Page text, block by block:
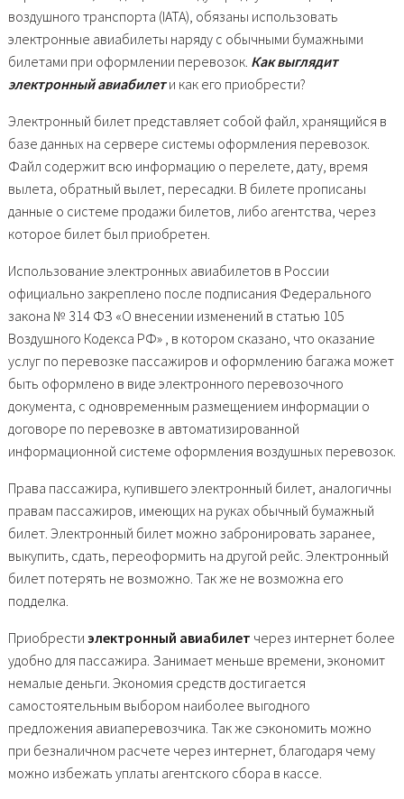
воздушного транспорта (IATA), обязаны использовать
электронные авиабилеты наряду с обычными бумажными
билетами при оформлении перевозок. Как выглядит
электронный авиабилет и как его приобрести?
Электронный билет представляет собой файл, хранящийся в
базе данных на сервере системы оформления перевозок.
Файл содержит всю информацию о перелете, дату, время
вылета, обратный вылет, пересадки. В билете прописаны
данные о системе продажи билетов, либо агентства, через
которое билет был приобретен.
Использование электронных авиабилетов в России
официально закреплено после подписания Федерального
закона № 314 ФЗ «О внесении изменений в статью 105
Воздушного Кодекса РФ» , в котором сказано, что оказание
услуг по перевозке пассажиров и оформлению багажа может
быть оформлено в виде электронного перевозочного
документа, с одновременным размещением информации о
договоре по перевозке в автоматизированной
информационной системе оформления воздушных перевозок.
Права пассажира, купившего электронный билет, аналогичны
правам пассажиров, имеющих на руках обычный бумажный
билет. Электронный билет можно забронировать заранее,
выкупить, сдать, переоформить на другой рейс. Электронный
билет потерять не возможно. Так же не возможна его
подделка.
Приобреcти электронный авиабилет через интернет более
удобно для пассажира. Занимает меньше времени, экономит
немалые деньги. Экономия средств достигается
самостоятельным выбором наиболее выгодного
предложения авиаперевозчика. Так же сэкономить можно
при безналичном расчете через интернет, благодаря чему
можно избежать уплаты агентского сбора в кассе.